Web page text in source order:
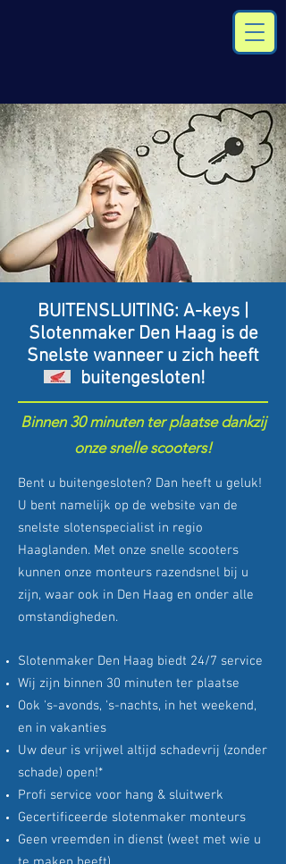
BUITENSLUITING: A-keys |
Slotenmaker Den Haag is de
Snelste wanneer u zich heeft
buitengesloten!
Binnen 30 minuten ter plaatse dankzij
onze snelle scooters!
Bent u buitengesloten? Dan heeft u geluk!
U bent namelijk op de website van de
snelste slotenspecialist in regio
Haaglanden. Met onze snelle scooters
kunnen onze monteurs razendsnel bij u
zijn, waar ook in Den Haag en onder alle
omstandigheden.
Slotenmaker Den Haag biedt 24/7 service
Wij zijn binnen 30 minuten ter plaatse
Ook 's-avonds, 's-nachts, in het weekend,
en in vakanties
Uw deur is vrijwel altijd schadevrij (zonder
schade) open!*
Profi service voor hang & sluitwerk
Gecertificeerde slotenmaker monteurs
Geen vreemden in dienst (weet met wie u